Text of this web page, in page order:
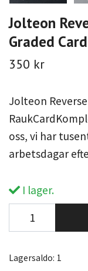
Jolteon
Graded
350 kr
Jolteon
oss, vi har
arbetsdagar
I lager.
Lagersaldo: 1